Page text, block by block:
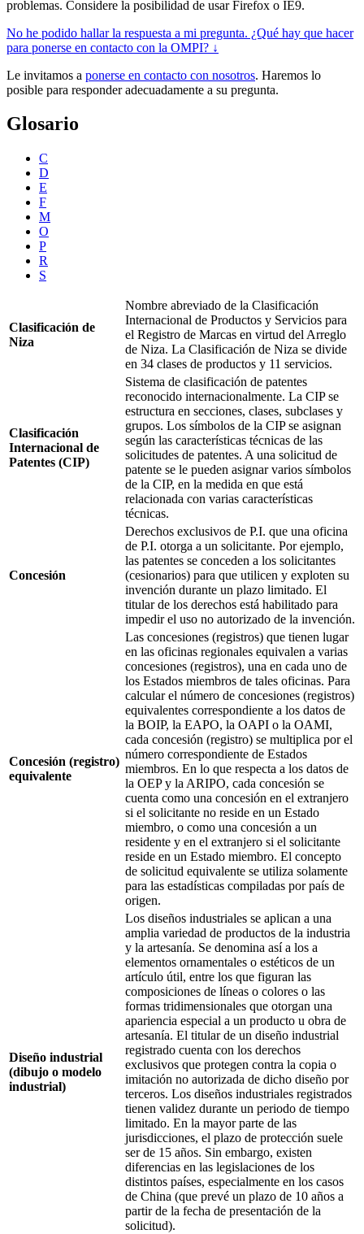
problemas. Considere la posibilidad de usar Firefox o IE9.
No he podido hallar la respuesta a mi pregunta. ¿Qué hay que hacer
para ponerse en contacto con la OMPI? ↓
Le invitamos a ponerse en contacto con nosotros. Haremos lo
posible para responder adecuadamente a su pregunta.
Glosario
C
D
E
F
M
O
P
R
S
Clasificación de
Niza
Nombre abreviado de la Clasificación
Internacional de Productos y Servicios para
el Registro de Marcas en virtud del Arreglo
de Niza. La Clasificación de Niza se divide
en 34 clases de productos y 11 servicios.
Clasificación
Internacional de
Patentes (CIP)
Sistema de clasificación de patentes
reconocido internacionalmente. La CIP se
estructura en secciones, clases, subclases y
grupos. Los símbolos de la CIP se asignan
según las características técnicas de las
solicitudes de patentes. A una solicitud de
patente se le pueden asignar varios símbolos
de la CIP, en la medida en que está
relacionada con varias características
técnicas.
Concesión
Derechos exclusivos de P.I. que una oficina
de P.I. otorga a un solicitante. Por ejemplo,
las patentes se conceden a los solicitantes
(cesionarios) para que utilicen y exploten su
invención durante un plazo limitado. El
titular de los derechos está habilitado para
impedir el uso no autorizado de la invención.
Concesión (registro)
equivalente
Las concesiones (registros) que tienen lugar
en las oficinas regionales equivalen a varias
concesiones (registros), una en cada uno de
los Estados miembros de tales oficinas. Para
calcular el número de concesiones (registros)
equivalentes correspondiente a los datos de
la BOIP, la EAPO, la OAPI o la OAMI,
cada concesión (registro) se multiplica por el
número correspondiente de Estados
miembros. En lo que respecta a los datos de
la OEP y la ARIPO, cada concesión se
cuenta como una concesión en el extranjero
si el solicitante no reside en un Estado
miembro, o como una concesión a un
residente y en el extranjero si el solicitante
reside en un Estado miembro. El concepto
de solicitud equivalente se utiliza solamente
para las estadísticas compiladas por país de
origen.
Diseño industrial
(dibujo o modelo
industrial)
Los diseños industriales se aplican a una
amplia variedad de productos de la industria
y la artesanía. Se denomina así a los a
elementos ornamentales o estéticos de un
artículo útil, entre los que figuran las
composiciones de líneas o colores o las
formas tridimensionales que otorgan una
apariencia especial a un producto u obra de
artesanía. El titular de un diseño industrial
registrado cuenta con los derechos
exclusivos que protegen contra la copia o
imitación no autorizada de dicho diseño por
terceros. Los diseños industriales registrados
tienen validez durante un periodo de tiempo
limitado. En la mayor parte de las
jurisdicciones, el plazo de protección suele
ser de 15 años. Sin embargo, existen
diferencias en las legislaciones de los
distintos países, especialmente en los casos
de China (que prevé un plazo de 10 años a
partir de la fecha de presentación de la
solicitud).